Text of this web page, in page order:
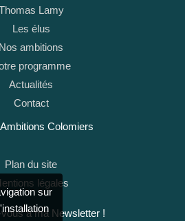
Lamy
Les élus
Nos ambitions
programme
Actualités
Contact
Colomiers
Plan du site
légales
à ma Newsletter !
sur